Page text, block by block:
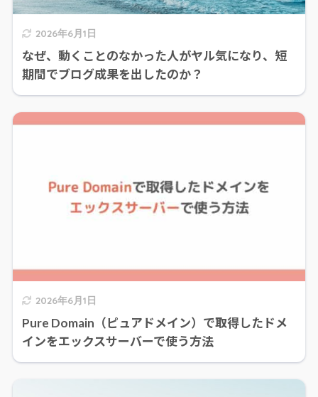
2026年6月1日
なぜ、動くことのなかった人がヤル気になり、短
期間でブログ成果を出したのか？
2026年6月1日
Pure Domain（ピュアドメイン）で取得したドメ
インをエックスサーバーで使う方法